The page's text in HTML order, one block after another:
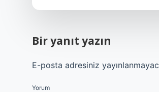
Bir yanıt yazın
E-posta adresiniz
Yorum